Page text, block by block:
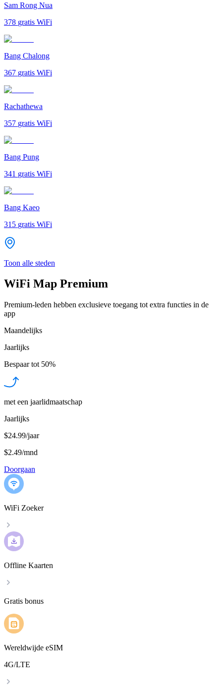
Sam Rong Nua
378 gratis WiFi
Bang Chalong
367 gratis WiFi
Rachathewa
357 gratis WiFi
Bang Pung
341 gratis WiFi
Bang Kaeo
315 gratis WiFi
Toon alle steden
WiFi Map Premium
Premium-leden hebben exclusieve toegang tot extra functies in de
app
Maandelijks
Jaarlijks
Bespaar tot 50%
met een jaarlidmaatschap
Jaarlijks
$24.99/jaar
$2.49/mnd
Doorgaan
WiFi Zoeker
Offline Kaarten
Gratis bonus
Wereldwijde eSIM
4G/LTE